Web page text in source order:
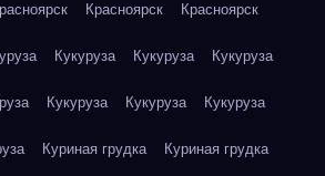
Красноярск Красноярск
Кукуруза Кукуруза Кукуруза
Кукуруза Кукуруза Кукуруза
Куриная грудка Куриная грудка